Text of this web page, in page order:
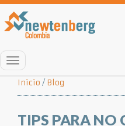
Menú
Inicio / Blog
TIPS PARA NO